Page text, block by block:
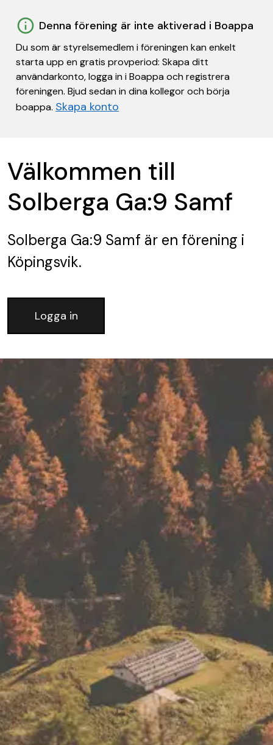
Denna förening är inte aktiverad i Boappa
Du som är styrelsemedlem i föreningen kan enkelt
starta upp en gratis provperiod: Skapa ditt
användarkonto, logga in i Boappa och registrera
föreningen. Bjud sedan in dina kollegor och börja
boappa. Skapa konto
Välkommen till
Solberga Ga:9 Samf
Solberga Ga:9 Samf är en förening i
Köpingsvik.
Logga in